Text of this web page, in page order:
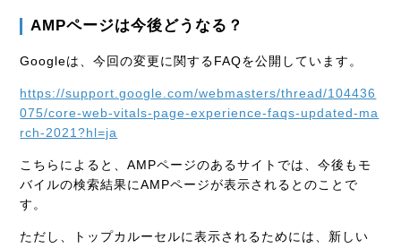
AMPページは今後どうなる？
Googleは、今回の変更に関するFAQを公開しています。
https://support.google.com/webmasters/thread/104436
075/core-web-vitals-page-experience-faqs-updated-ma
rch-2021?hl=ja
こちらによると、AMPページのあるサイトでは、今後もモ
バイルの検索結果にAMPページが表示されるとのことで
す。
ただし、トップカルーセルに表示されるためには、新しい